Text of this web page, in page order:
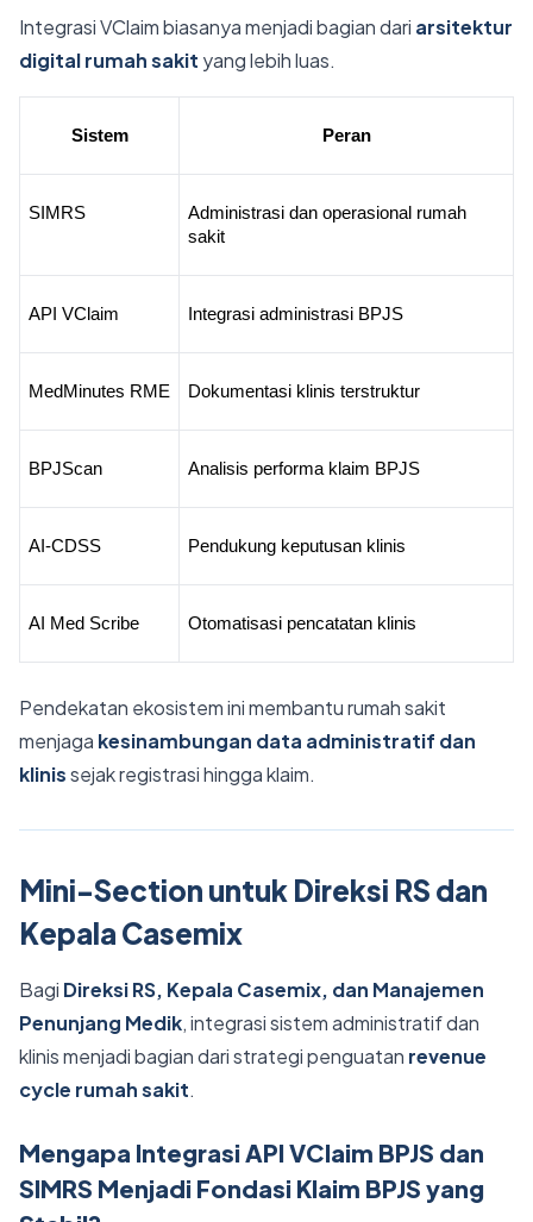
Integrasi VClaim biasanya menjadi bagian dari arsitektur
digital rumah sakit yang lebih luas.
Sistem Peran
SIMRS
Administrasi dan operasional rumah
sakit
API VClaim Integrasi administrasi BPJS
MedMinutes RME Dokumentasi klinis terstruktur
BPJScan Analisis performa klaim BPJS
AI-CDSS Pendukung keputusan klinis
AI Med Scribe Otomatisasi pencatatan klinis
Pendekatan ekosistem ini membantu rumah sakit
menjaga kesinambungan data administratif dan
klinissejak registrasi hingga klaim.
Mini-Section untuk Direksi RS dan
Kepala Casemix
Bagi Direksi RS, Kepala Casemix, dan Manajemen
Penunjang Medik, integrasi sistem administratif dan
klinis menjadi bagian dari strategi penguatan revenue
cycle rumah sakit.
Mengapa Integrasi API VClaim BPJS dan
SIMRS Menjadi Fondasi Klaim BPJS yang